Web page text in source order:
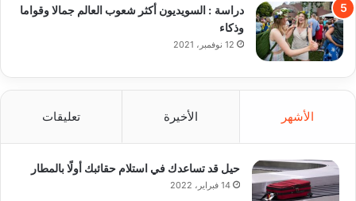
دراسة : السويديون أكثر شعوب العالم جمالا وقواما
وذكاء
12 نوفمبر، 2021
الأشهر الأخيرة تعليقات
حيل قد تساعدك في استلام حقائبك أولًا بالمطار
14 فبراير، 2022